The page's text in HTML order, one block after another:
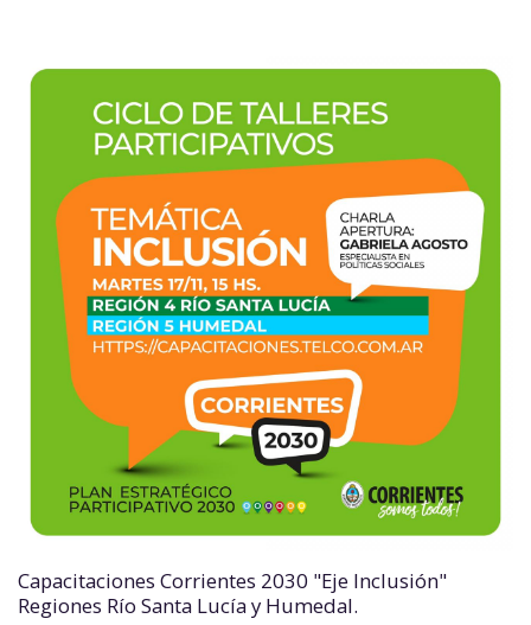
Capacitaciones Corrientes 2030 "Eje Inclusión"
Regiones Río Santa Lucía y Humedal.